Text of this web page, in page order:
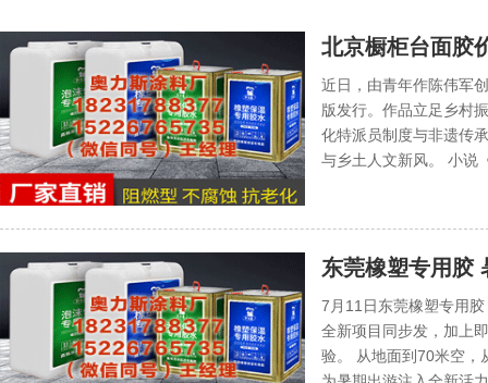
北京橱柜台面胶
新时代乡村成长
近日，由青年作陈伟军
版发行。作品立足乡村
化特派员制度与非遗传
与乡土人文新风。 小说
东莞橡塑专用胶
7月11日东莞橡塑专用
全新项目同步发，加上
验。 从地面到70米空，